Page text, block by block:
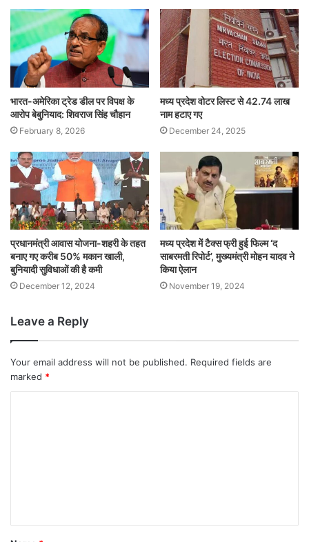
भारत-अमेरिका ट्रेड डील पर विपक्ष के
आरोप बेबुनियाद: शिवराज सिंह चौहान
February 8, 2026
मध्य प्रदेश वोटर लिस्ट से 42.74 लाख
नाम हटाए गए
December 24, 2025
प्रधानमंत्री आवास योजना-शहरी के तहत
बनाए गए करीब 50% मकान खाली,
बुनियादी सुविधाओं की है कमी
December 12, 2024
मध्य प्रदेश में टैक्स फ्री हुई फिल्म ‘द
साबरमती रिपोर्ट’, मुख्यमंत्री मोहन यादव ने
किया ऐलान
November 19, 2024
Leave a Reply
Your email address will not be published. Required fields are
marked *